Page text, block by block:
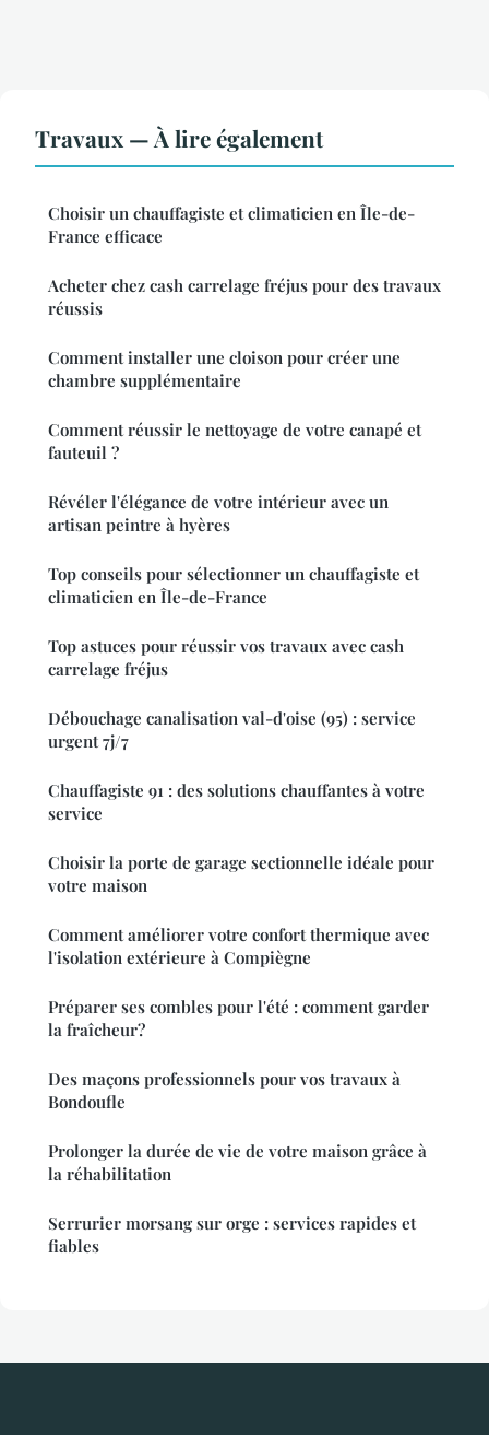
Travaux — À lire également
Choisir un chauffagiste et climaticien en Île-de-
France efficace
Acheter chez cash carrelage fréjus pour des travaux
réussis
Comment installer une cloison pour créer une
chambre supplémentaire
Comment réussir le nettoyage de votre canapé et
fauteuil ?
Révéler l'élégance de votre intérieur avec un
artisan peintre à hyères
Top conseils pour sélectionner un chauffagiste et
climaticien en Île-de-France
Top astuces pour réussir vos travaux avec cash
carrelage fréjus
Débouchage canalisation val-d'oise (95) : service
urgent 7j/7
Chauffagiste 91 : des solutions chauffantes à votre
service
Choisir la porte de garage sectionnelle idéale pour
votre maison
Comment améliorer votre confort thermique avec
l'isolation extérieure à Compiègne
Préparer ses combles pour l'été : comment garder
la fraîcheur?
Des maçons professionnels pour vos travaux à
Bondoufle
Prolonger la durée de vie de votre maison grâce à
la réhabilitation
Serrurier morsang sur orge : services rapides et
fiables